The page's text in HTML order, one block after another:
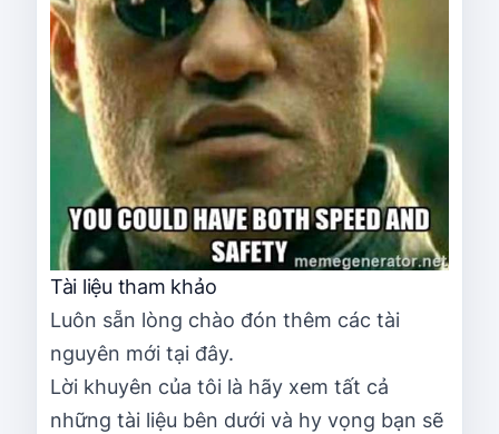
Tài liệu tham khảo
Luôn sẵn lòng chào đón thêm các tài
nguyên mới tại đây.
Lời khuyên của tôi là hãy xem tất cả
những tài liệu bên dưới và hy vọng bạn sẽ